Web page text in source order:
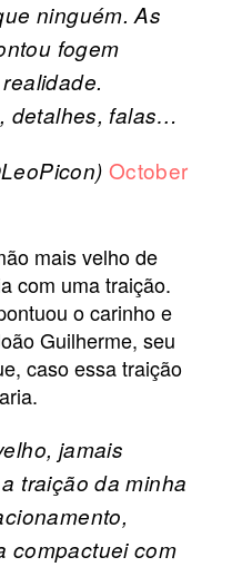
ninguém. As
fogem
detalhes, falas…
October
mais velho de
com uma traição.
o carinho e
Guilherme, seu
caso essa traição
jamais
traição da minha
compactuei com